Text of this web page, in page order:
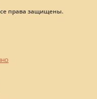
права защищены.